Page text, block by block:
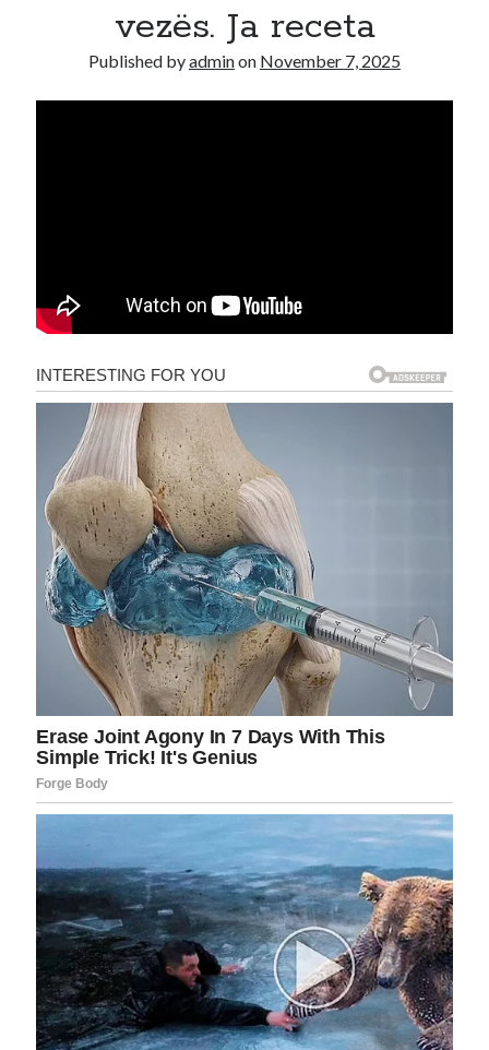
Recent Comments
vezës. Ja receta
Published byadminon November 7, 2025